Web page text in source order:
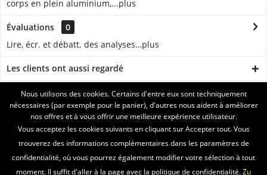
corps en plein aluminium,...plus
Évaluations
0
Lire, écr. et débatt. des analyses…plus
Les clients ont aussi regardé
ASSISTANCE
SERVICE
INFORMATIONS
Nous utilisons des cookies. Certains d'entre eux sont techniquement
nécessaires (par exemple pour le panier), d'autres nous aident à améliorer
nos offres et à vous offrir une meilleure expérience utilisateur.
Vous acceptez les cookies suivants en cliquant sur Accepter tout. Vous
trouverez des informations complémentaires dans les paramètres de
confidentialité, où vous pourrez également modifier votre sélection à tout
moment. Il suffit d'aller à la page avec la politique de confidentialité.Zu